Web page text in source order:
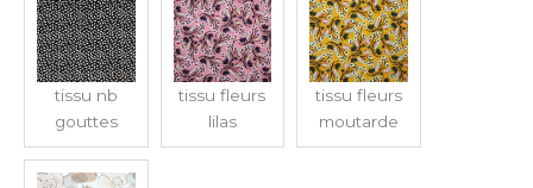
tissu nb
gouttes
tissu fleurs
lilas
tissu fleurs
moutarde